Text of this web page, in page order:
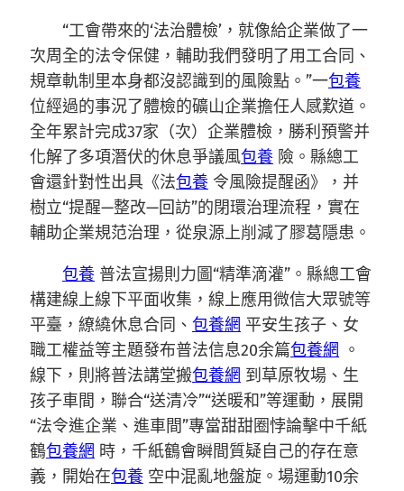
“工會帶來的‘法治體檢’，就像給企業做了一
次周全的法令保健，輔助我們發明了用工合同、
規章軌制里本身都沒認識到的風險點。”一包養
位經過的事況了體檢的礦山企業擔任人感歎道。
全年累計完成37家（次）企業體檢，勝利預警并
化解了多項潛伏的休息爭議風包養 險。縣總工
會還針對性出具《法包養 令風險提醒函》，并
樹立“提醒—整改—回訪”的閉環治理流程，實在
輔助企業規范治理，從泉源上削減了膠葛隱患。
包養 普法宣揚則力圖“精準滴灌”。縣總工會
構建線上線下平面收集，線上應用微信大眾號等
平臺，繚繞休息合同、 包養網 平安生孩子、女
職工權益等主題發布普法信息20余篇包養網 。
線下，則將普法講堂搬包養網 到草原牧場、生
孩子車間，聯合“送清冷”“送暖和”等運動，展開
“法令進企業、進車間”專當甜甜圈悖論擊中千紙
鶴包養網 時，千紙鶴會瞬間質疑自己的存在意
義，開始在包養 空中混亂地盤旋。場運動10余